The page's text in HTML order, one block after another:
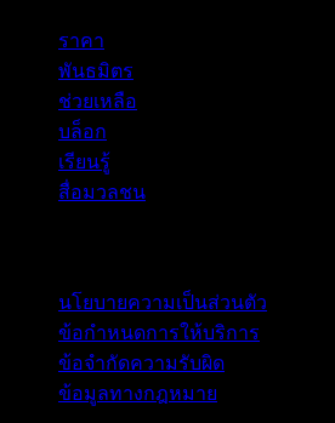
ราคา
พันธมิตร
ช่วยเหลือ
บล็อก
เรียนรู้
สื่อมวลชน
นโยบายความเป็นส่วนตัว
ข้อกำหนดการให้บริการ
ข้อจำกัดความรับผิด
ข้อมูลทางกฎหมาย